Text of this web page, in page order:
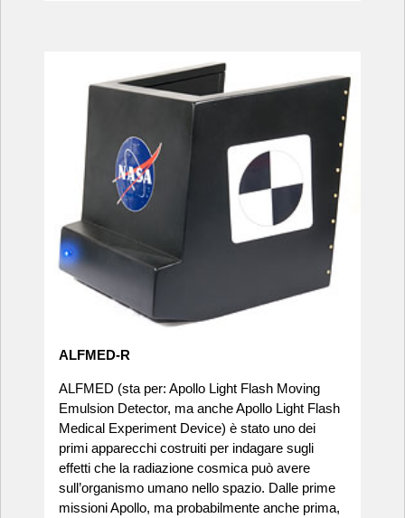
ALFMED-R
ALFMED (sta per: Apollo Light Flash Moving
Emulsion Detector, ma anche Apollo Light Flash
Medical Experiment Device) è stato uno dei
primi apparecchi costruiti per indagare sugli
effetti che la radiazione cosmica può avere
sull’organismo umano nello spazio. Dalle prime
missioni Apollo, ma probabilmente anche prima,